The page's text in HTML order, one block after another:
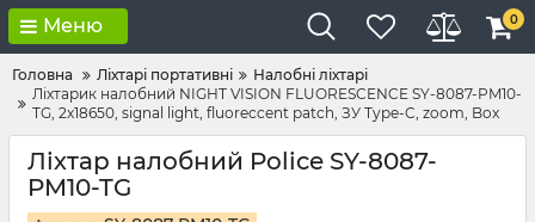
Меню 0
Головна Ліхтарі портативні
Налобні ліхтарі
Ліхтарик налобний NIGHT VISION FLUORESCENCE SY-8087-PM10-
TG, 2x18650, signal light, fluoreccent patch, ЗУ Type-C, zoom, Box
Ліхтар налобний Police SY-8087-
PM10-TG